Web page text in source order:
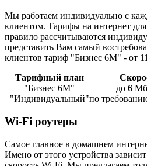
Мы работаем индивидуально с
клиентом. Тарифы на интернет
правило рассчитываются
представить Вам самый
клиентов тариф "Бизнес 6М" - от
Тарифный план
"Бизнес 6М"
до 6
"Индивидуальный"по
Wi-Fi роутеры
Самое главное в домашнем
Имено от этого устройства